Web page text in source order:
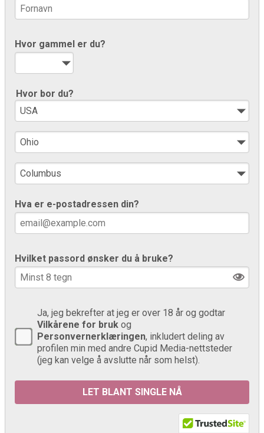
Hvor gammel er du?
Hvor bor du?
Hva er e-postadressen din?
Hvilket passord ønsker du å bruke?
Ja, jeg bekrefter at jeg er over 18 år og godtar
Vilkårene for bruk og
Personvernerklæringen, inkludert deling av
profilen min med andre Cupid Media-nettsteder
(jeg kan velge å avslutte når som helst).